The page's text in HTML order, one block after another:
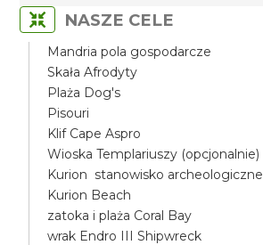
NASZE CELE
Mandria pola gospodarcze
Skała Afrodyty
Plaża Dog's
Pisouri
Klif Cape Aspro
Wioska Templariuszy (opcjonalnie)
Kurion stanowisko archeologiczne
Kurion Beach
zatoka i plaża Coral Bay
wrak Endro III Shipwreck